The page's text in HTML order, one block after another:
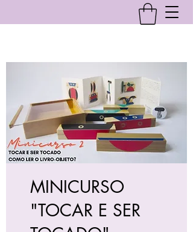
MINICURSO
"TOCAR E SER